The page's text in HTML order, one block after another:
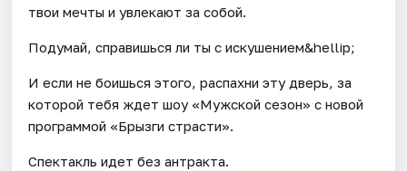
твои мечты и увлекают за собой.
Подумай, справишься ли ты с искушением&hellip;
И если не боишься этого, распахни эту дверь, за
которой тебя ждет шоу «Мужской сезон» с новой
программой «Брызги страсти».
Спектакль идет без антракта.